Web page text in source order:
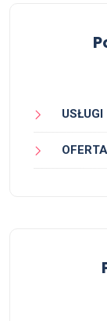
USŁUGI
OFERTA